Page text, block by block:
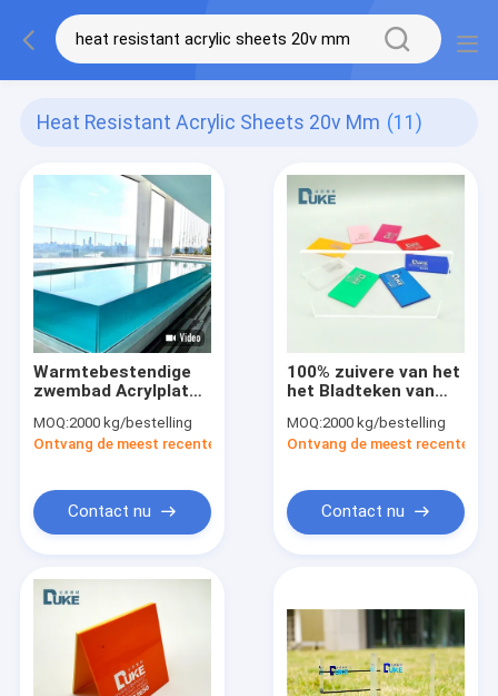
Heat Resistant Acrylic Sheets 20v Mm (11)
Warmtebestendige
zwembad Acrylplaten
g/cm3
MOQ:2000 kg/bestelling
Ontvang de meest recente Prijs
Contact nu
100% zuivere van het
het Bladteken van
Duidelijke Acrylraad
20V/mm
MOQ:2000 kg/bestelling
Ontvang de meest recente
Contact nu